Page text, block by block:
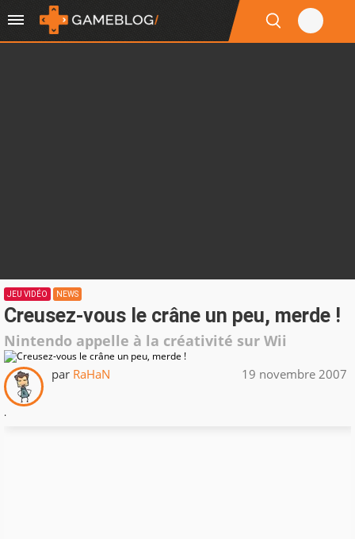
JEU VIDÉO NEWS
Creusez-vous le crâne un peu, merde !
Nintendo appelle à la créativité sur Wii
par RaHaN 19 novembre 2007
.